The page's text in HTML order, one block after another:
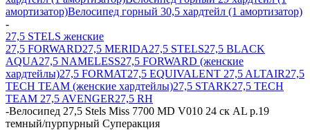
амортизатор)Велосипед горный 30,5 хардтейл (1 амортизатор)
-
27,5 STELS женские
27,5 FORWARD27,5 MERIDA27,5 STELS27,5 BLACK
AQUA27,5 NAMELESS27,5 FORWARD (женские
хардтейлы)27,5 FORMAT27,5 EQUIVALENT 27,5 ALTAIR27,5
TECH TEAM (женские хардтейлы)27,5 STARK27,5 TECH
TEAM 27,5 AVENGER27,5 RH
-Велосипед 27,5 Stels Miss 7700 MD V010 24 ск AL р.19
темный/пурпурный Суперакция